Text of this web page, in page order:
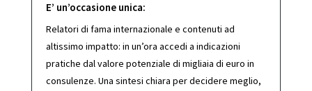
E’ un’occasione unica:
Relatori di fama internazionale e contenuti ad
altissimo impatto: in un’ora accedi a indicazioni
pratiche dal valore potenziale di migliaia di euro in
consulenze. Una sintesi chiara per decidere meglio,